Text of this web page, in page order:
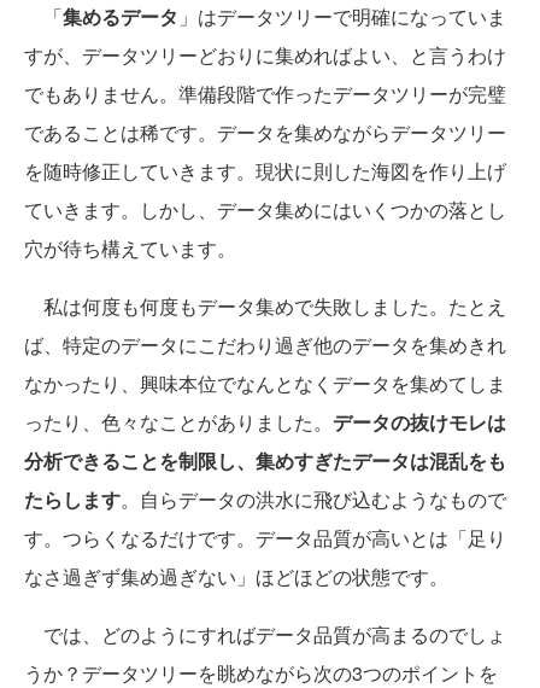
「集めるデータ 」はデータツリーで明確になっていま
すが、データツリーどおりに集めればよい、と言うわけ
でもありません。準備段階で作ったデータツリーが完璧
であることは稀です。データを集めながらデータツリー
を随時修正していきます。現状に則した海図を作り上げ
ていきます。しかし、データ集めにはいくつかの落とし
穴が待ち構えています。
私は何度も何度もデータ集めで失敗しました。たとえ
ば、特定のデータにこだわり過ぎ他のデータを集めきれ
なかったり、興味本位でなんとなくデータを集めてしま
ったり、色々なことがありました。 データの抜けモレは
分析できることを制限し、集めすぎたデータは混乱をも
たらします。自らデータの洪水に飛び込むようなもので
す。つらくなるだけです。データ品質が高いとは「足り
なさ過ぎず集め過ぎない」ほどほどの状態です。
では、どのようにすればデータ品質が高まるのでしょ
うか？データツリーを眺めながら次の3つのポイントを